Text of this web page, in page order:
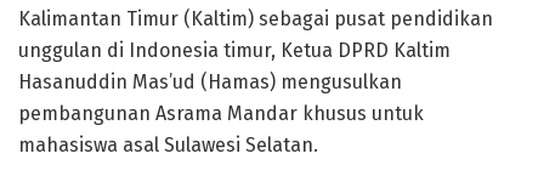
Kalimantan Timur (Kaltim) sebagai pusat pendidikan
unggulan di Indonesia timur, Ketua DPRD Kaltim
Hasanuddin Mas’ud (Hamas) mengusulkan
pembangunan Asrama Mandar khusus untuk
mahasiswa asal Sulawesi Selatan.